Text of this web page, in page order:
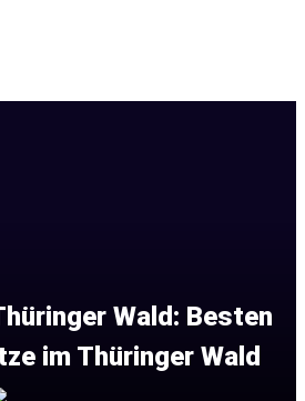
Wald: Besten
im Thüringer Wald